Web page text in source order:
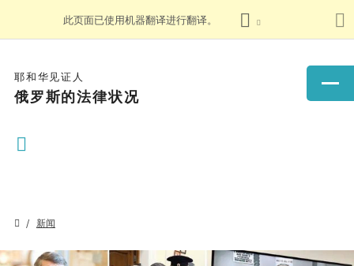
此页面已使用机器翻译进行翻译。
耶和华见证人
俄罗斯的法律状况
新闻